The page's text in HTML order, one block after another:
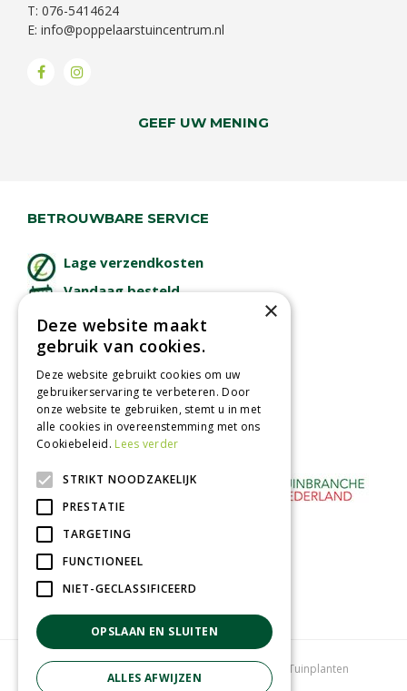
T: 076-5414624
E: info@poppelaarstuincentrum.nl
GEEF UW MENING
BETROUWBARE SERVICE
Lage verzendkosten
Vandaag besteld
Afhalen in tuincentrum
Betaal veilig
met iDeal - Wero
Kamerplanten Tuinplanten
×
Deze website maakt
gebruik van cookies.
Deze website gebruikt cookies om uw
gebruikerservaring te verbeteren. Door
onze website te gebruiken, stemt u in met
alle cookies in overeenstemming met ons
Cookiebeleid. Lees verder
STRIKT NOODZAKELIJK
PRESTATIE
TARGETING
FUNCTIONEEL
NIET-GECLASSIFICEERD
OPSLAAN EN SLUITEN
ALLES AFWIJZEN